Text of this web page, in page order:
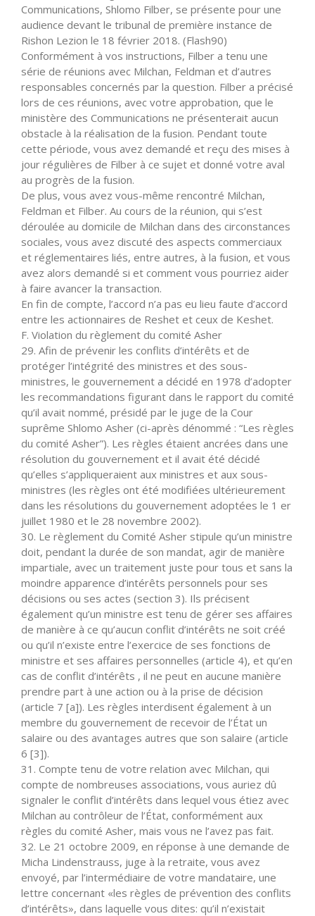
Communications, Shlomo Filber, se présente pour une
audience devant le tribunal de première instance de
Rishon Lezion le 18 février 2018. (Flash90)
Conformément à vos instructions, Filber a tenu une
série de réunions avec Milchan, Feldman et d’autres
responsables concernés par la question. Filber a précisé
lors de ces réunions, avec votre approbation, que le
ministère des Communications ne présenterait aucun
obstacle à la réalisation de la fusion. Pendant toute
cette période, vous avez demandé et reçu des mises à
jour régulières de Filber à ce sujet et donné votre aval
au progrès de la fusion.
De plus, vous avez vous-même rencontré Milchan,
Feldman et Filber. Au cours de la réunion, qui s’est
déroulée au domicile de Milchan dans des circonstances
sociales, vous avez discuté des aspects commerciaux
et réglementaires liés, entre autres, à la fusion, et vous
avez alors demandé si et comment vous pourriez aider
à faire avancer la transaction.
En fin de compte, l’accord n’a pas eu lieu faute d’accord
entre les actionnaires de Reshet et ceux de Keshet.
F. Violation du règlement du comité Asher
29. Afin de prévenir les conflits d’intérêts et de
protéger l’intégrité des ministres et des sous-
ministres, le gouvernement a décidé en 1978 d’adopter
les recommandations figurant dans le rapport du comité
qu’il avait nommé, présidé par le juge de la Cour
suprême Shlomo Asher (ci-après dénommé : “Les règles
du comité Asher”). Les règles étaient ancrées dans une
résolution du gouvernement et il avait été décidé
qu’elles s’appliqueraient aux ministres et aux sous-
ministres (les règles ont été modifiées ultérieurement
dans les résolutions du gouvernement adoptées le 1 er
juillet 1980 et le 28 novembre 2002).
30. Le règlement du Comité Asher stipule qu’un ministre
doit, pendant la durée de son mandat, agir de manière
impartiale, avec un traitement juste pour tous et sans la
moindre apparence d’intérêts personnels pour ses
décisions ou ses actes (section 3). Ils précisent
également qu’un ministre est tenu de gérer ses affaires
de manière à ce qu’aucun conflit d’intérêts ne soit créé
ou qu’il n’existe entre l’exercice de ses fonctions de
ministre et ses affaires personnelles (article 4), et qu’en
cas de conflit d’intérêts , il ne peut en aucune manière
prendre part à une action ou à la prise de décision
(article 7 [a]). Les règles interdisent également à un
membre du gouvernement de recevoir de l’État un
salaire ou des avantages autres que son salaire (article
6 [3]).
31. Compte tenu de votre relation avec Milchan, qui
compte de nombreuses associations, vous auriez dû
signaler le conflit d’intérêts dans lequel vous étiez avec
Milchan au contrôleur de l’État, conformément aux
règles du comité Asher, mais vous ne l’avez pas fait.
32. Le 21 octobre 2009, en réponse à une demande de
Micha Lindenstrauss, juge à la retraite, vous avez
envoyé, par l’intermédiaire de votre mandataire, une
lettre concernant «les règles de prévention des conflits
d’intérêts», dans laquelle vous dites: qu’il n’existait